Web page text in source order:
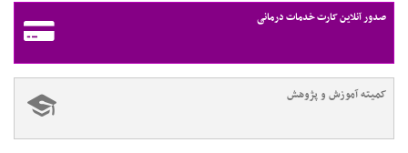
صدور آنلاین کارت خدمات درمانی
کمیته آموزش و پژوهش